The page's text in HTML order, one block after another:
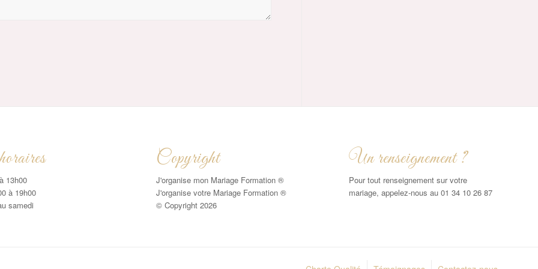
13h00
à 19h00
samedi
Copyright
J'organise mon Mariage Formation ®
J'organise votre Mariage Formation ®
© Copyright 2026
Un renseignement ?
Pour tout renseignement sur votre
mariage, appelez-nous au 01 34 10 26 87